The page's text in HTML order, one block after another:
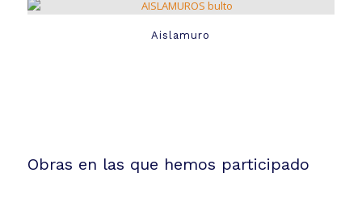
Aislamuro
Obras en las que hemos participado